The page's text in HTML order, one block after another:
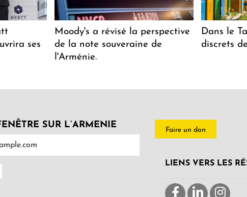
ses
Moody's a révisé la perspective
de la note souveraine de
l'Arménie.
Dans le
discrets
SUR L’ARMENIE
Faire un don
LIENS VERS LES